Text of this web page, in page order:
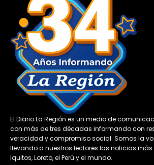
El Diario La Región es un medio de
con más de tres décadas informando con
veracidad y compromiso social. Somos la
llevando a nuestros lectores las noticias más
Iquitos, Loreto, el Perú y el mundo.